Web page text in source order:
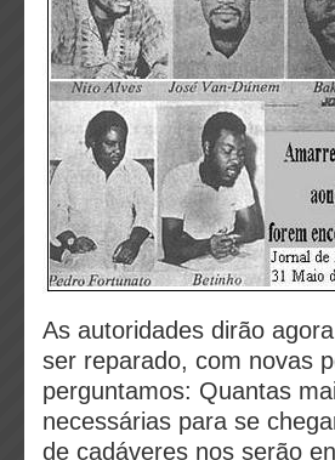
As autoridades dirão
ser reparado, com novas
perguntamos: Quantas
necessárias para se
de cadáveres nos serão